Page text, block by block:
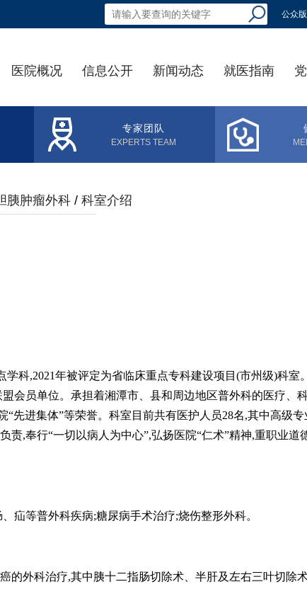
公众版
医院概况 信息公开 新闻动态 就医指南
专家团队
EXPERTS TEAM
胰肿瘤外科 / 科室介绍
学科,2021年被评定为省临床重点专科建设项目(市州级)科
会员单位。承担着湘潭市、县和周边地区普外科的医疗、
“先进集体”等荣誉。科室目前共有医护人员28名,其中高级
责,奉行“一切以病人为中心”,弘扬医院“仁术”精神,重职业
疝等普外科疾病;糖尿病手术治疗;烧伤整形外科。
的外科治疗,其中胰十二指肠切除术、半肝及左右三叶切除